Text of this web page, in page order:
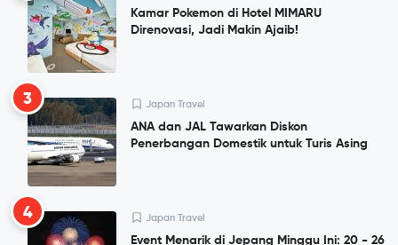
Kamar Pokemon di Hotel MIMARU
Direnovasi, Jadi Makin Ajaib!
3 Japan Travel
ANA dan JAL Tawarkan Diskon
Penerbangan Domestik untuk Turis Asing
4 Japan Travel
Event Menarik di Jepang Minggu Ini: 20 - 26